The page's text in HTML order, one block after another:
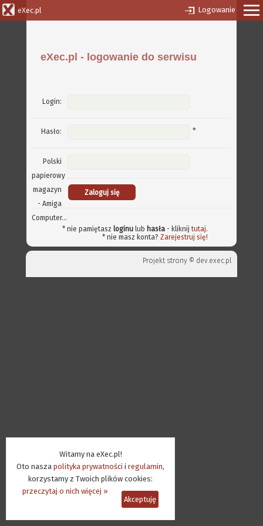
Witamy na eXec.pl!
Oto nasza polityka prywatności i regulamin,
korzystamy z Twoich plików cookies:
przeczytaj o nich więcej »
Akceptuję
eXec.pl Logowanie
eXec.pl - logowanie do serwisu
Login:
Hasło: *
Polski
papierowy
magazyn
- Amiga
Computer...
* nie pamiętasz loginu lub hasła - kliknijtutaj.
* nie masz konta? Zarejestruj się!
Projekt strony © dev.exec.pl